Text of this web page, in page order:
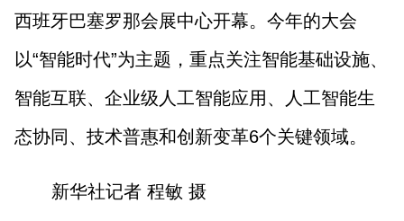
西班牙巴塞罗那会展中心开幕。今年的大会
以“智能时代”为主题，重点关注智能基础设施、
智能互联、企业级人工智能应用、人工智能生
态协同、技术普惠和创新变革6个关键领域。
新华社记者 程敏 摄